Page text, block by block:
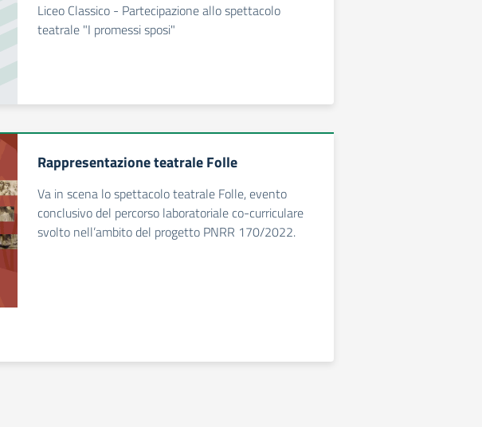
Liceo Classico - Partecipazione allo spettacolo
teatrale "I promessi sposi"
Rappresentazione teatrale Folle
Va in scena lo spettacolo teatrale Folle, evento
conclusivo del percorso laboratoriale co-curriculare
svolto nell’ambito del progetto PNRR 170/2022.